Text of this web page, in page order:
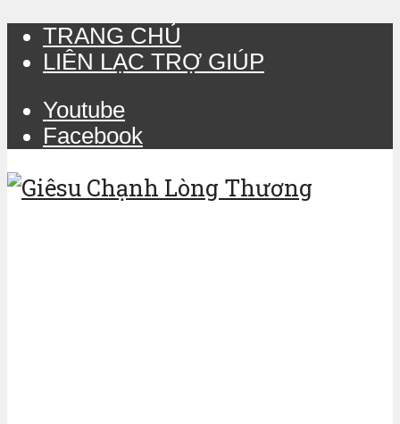
TRANG CHỦ
LIÊN LẠC TRỢ GIÚP
Youtube
Facebook